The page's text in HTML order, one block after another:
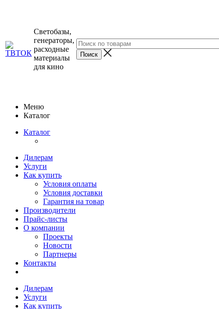
Светобазы,
генераторы,
расходные
материалы
для кино
Меню
Каталог
Каталог
Дилерам
Услуги
Как купить
Условия оплаты
Условия доставки
Гарантия на товар
Производители
Прайс-листы
О компании
Проекты
Новости
Партнеры
Контакты
Дилерам
Услуги
Как купить